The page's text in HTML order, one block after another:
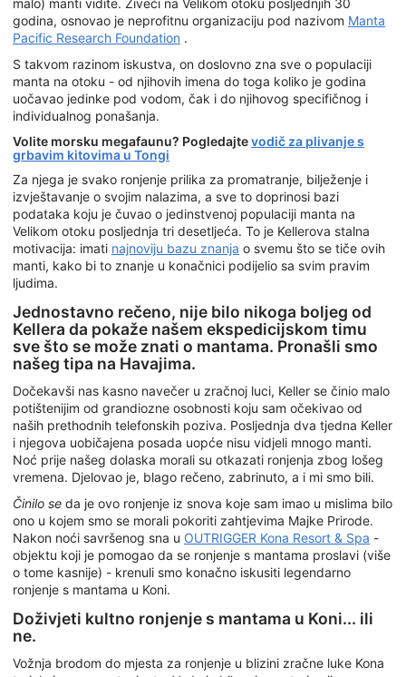
godina, osnovao je neprofitnu organizaciju pod nazivom Manta
Pacific Research Foundation .
S takvom razinom iskustva, on doslovno zna sve o populaciji
manta na otoku - od njihovih imena do toga koliko je godina
uočavao jedinke pod vodom, čak i do njihovog specifičnog i
individualnog ponašanja.
Volite morsku megafaunu? Pogledajtevodič za plivanje s
grbavim kitovima u Tongi
Za njega je svako ronjenje prilika za promatranje, bilježenje i
izvještavanje o svojim nalazima, a sve to doprinosi bazi
podataka koju je čuvao o jedinstvenoj populaciji manta na
Velikom otoku posljednja tri desetljeća. To je Kellerova stalna
motivacija: imati najnoviju bazu znanja o svemu što se tiče ovih
manti, kako bi to znanje u konačnici podijelio sa svim pravim
ljudima.
Jednostavno rečeno, nije bilo nikoga boljeg od
Kellera da pokaže našem ekspedicijskom timu
sve što se može znati o mantama. Pronašli smo
našeg tipa na Havajima.
Dočekavši nas kasno navečer u zračnoj luci, Keller se činio malo
potištenijim od grandiozne osobnosti koju sam očekivao od
naših prethodnih telefonskih poziva. Posljednja dva tjedna Keller
i njegova uobičajena posada uopće nisu vidjeli mnogo manti.
Noć prije našeg dolaska morali su otkazati ronjenja zbog lošeg
vremena. Djelovao je, blago rečeno, zabrinuto, a i mi smo bili.
Činilo se da je ovo ronjenje iz snova koje sam imao u mislima bilo
ono u kojem smo se morali pokoriti zahtjevima Majke Prirode.
Nakon noći savršenog sna u OUTRIGGER Kona Resort & Spa -
objektu koji je pomogao da se ronjenje s mantama proslavi (više
o tome kasnije) - krenuli smo konačno iskusiti legendarno
ronjenje s mantama u Koni.
Doživjeti kultno ronjenje s mantama u Koni... ili
ne.
Vožnja brodom do mjesta za ronjenje u blizini zračne luke Kona